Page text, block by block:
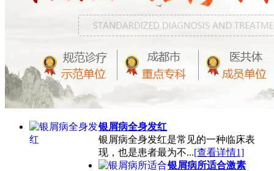
银屑病全身发红
银屑病全身发红是常见的一种临床表
现，也是患者最为不...[查看详情1]
银屑病所适合激素